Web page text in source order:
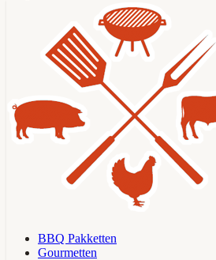
BBQ Pakketten
Gourmetten